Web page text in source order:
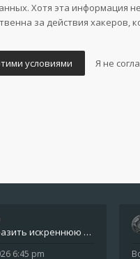
Хотя эта информация
за действия хакеров,
Хочу выразить искреннюю благодарность всем анонимным пользователям, которые поддержали наше сообщество финансово. Благод
6:45 pm